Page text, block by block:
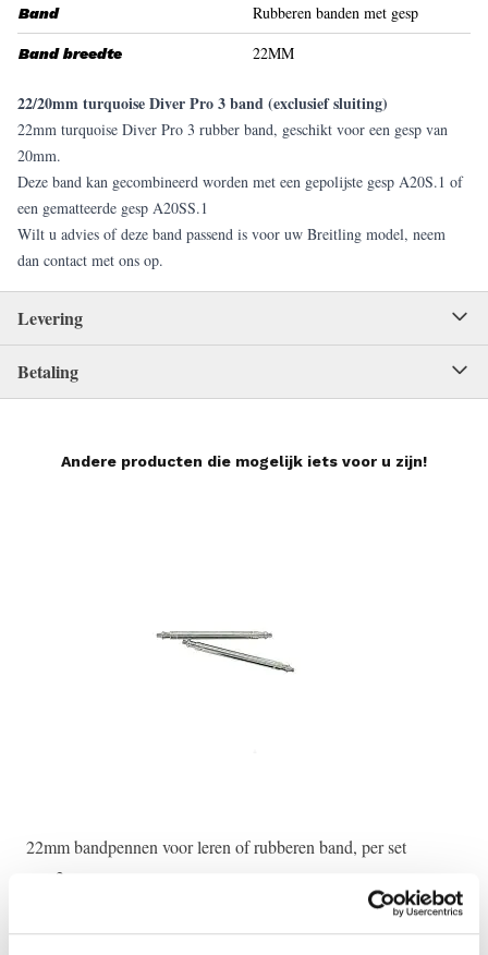
Band Rubberen banden met gesp
Band breedte 22MM
22/20mm turquoise Diver Pro 3 band (exclusief sluiting)
22mm turquoise Diver Pro 3 rubber band, geschikt voor een gesp van
20mm.
Deze band kan gecombineerd worden met een gepolijste gesp A20S.1 of
een gematteerde gesp A20SS.1
Wilt u advies of deze band passend is voor uw Breitling model, neem
dan contact met ons op.
Levering
Betaling
Andere producten die mogelijk iets voor u zijn!
22mm bandpennen voor leren of rubberen band, per set
van 2
€